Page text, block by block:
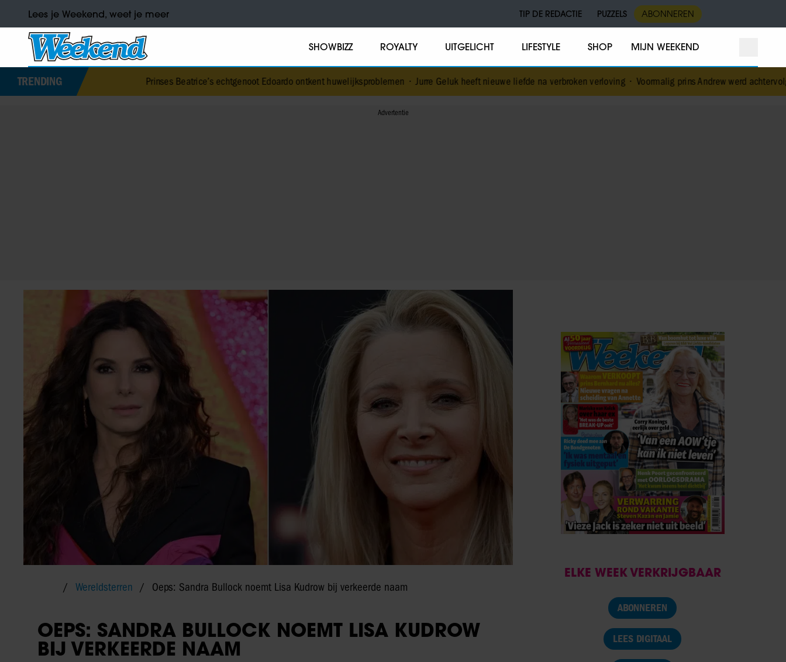
Lees je Weekend, weet je meer TIP DE REDACTIE PUZZELS ABONNEREN
SHOWBIZZ ROYALTY UITGELICHT LIFESTYLE SHOP MIJN WEEKEND
TRENDING Prinses Beatrice’s echtgenoot Edoardo ontkent huwelijksproblemen•Jurre Geluk heeft nieuwe liefde na verbroken verloving•Voormalig prins Andrew werd achtervolgd door
Wereldsterren Oeps: Sandra Bullock noemt Lisa Kudrow bij verkeerde naam
OEPS: SANDRA BULLOCK NOEMT LISA KUDROW
BIJ VERKEERDE NAAM
ELKE WEEK VERKRIJGBAAR
ABONNEREN
LEES DIGITAAL